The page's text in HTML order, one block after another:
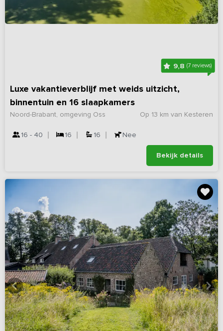
9,8(7 reviews)
Luxe vakantieverblijf met weids uitzicht,
binnentuin en 16 slaapkamers
Op 13 km van Kesteren
Noord-Brabant, omgeving Oss
16 - 40 16 16 Nee
Bekijk details